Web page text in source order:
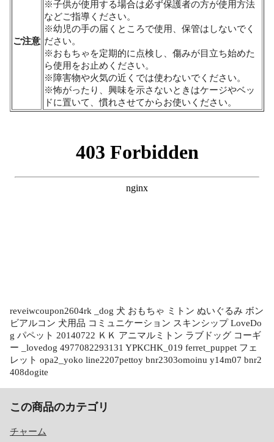
ご注意
※子供が使用する場合は必ず保護者の方が使用方法
などご指導ください。
※幼児の手の届くところで使用、保管はしないでく
ださい。
※おもちゃを定期的に点検し、傷みが目立ち始めた
ら使用をお止めください。
※障害物や火気の近くでは使わないでください。
※怖がったり、興味を示さないときはケージやベッ
ドに置いて、慣れさせてからお使いください。
reveiwcoupon2604rk _dog 犬 おもちゃ ミトン ぬいぐるみ ボン
ビアルコン 犬用品 コミュニケーション スキンシップ LoveDo
g パペット 20140722 ＫＫ アニマルミトン ラブドッグ コーギ
ー _lovedog 4977082293131 YPKCHK_019 ferret_puppet フェ
レット opa2_yoko line2207pettoy bnr2303omoinu y14m07 bnr2
408dogite
この商品のカテゴリ
チャーム